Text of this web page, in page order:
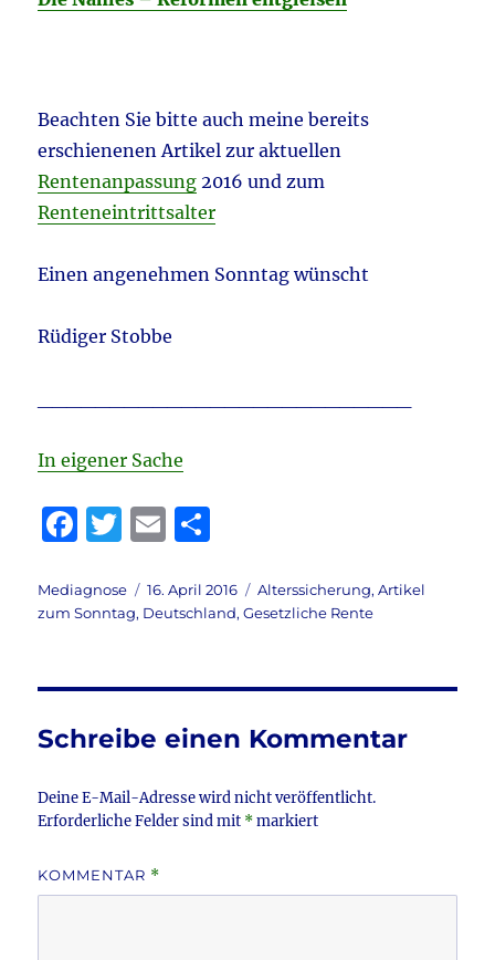
Beachten Sie bitte auch meine bereits
erschienenen Artikel zur aktuellen
Rentenanpassung 2016 und zum
Renteneintrittsalter
Einen angenehmen Sonntag wünscht
Rüdiger Stobbe
In eigener Sache
F
c
e
o
o
T
it
te
E
ai
l
le
n
Autor
Mediagnose
Veröffentlicht
am
16. April 2016 Kategorien
Alterssicherung,Artikel
zum Sonntag, Deutschland,Gesetzliche Rente
Schreibe einen Kommentar
Deine E-Mail-Adresse wird nicht veröffentlicht.
Erforderliche Felder sind mit *markiert
KOMMENTAR *